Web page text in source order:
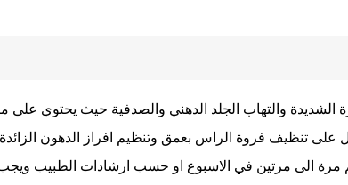
والتهاب الجلد الدهني والصدفية حيث يحتوي
على تنظيف فروة الراس بعمق وتنظيم افراز الدهون
مرة الى مرتين في الاسبوع او حسب ارشادات الطبيب